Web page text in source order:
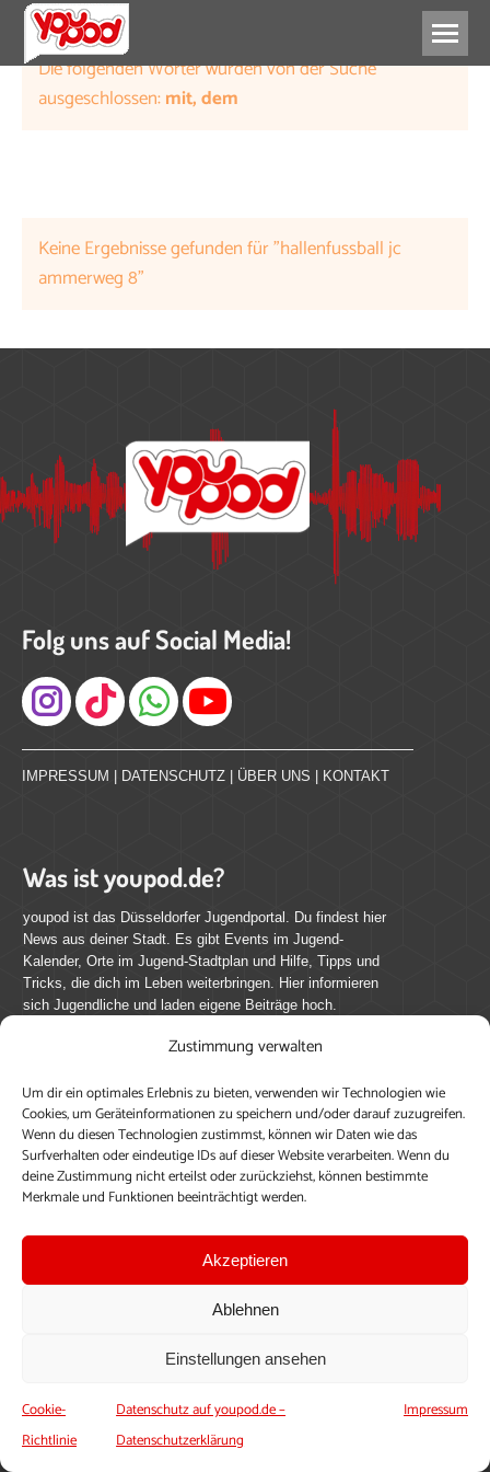
Zustimmung verwalten
Um dir ein optimales Erlebnis zu bieten, verwenden wir Technologien wie
Cookies, um Geräteinformationen zu speichern und/oder darauf zuzugreifen.
Wenn du diesen Technologien zustimmst, können wir Daten wie das
Surfverhalten oder eindeutige IDs auf dieser Website verarbeiten. Wenn du
deine Zustimmung nicht erteilst oder zurückziehst, können bestimmte
Merkmale und Funktionen beeinträchtigt werden.
Akzeptieren
Ablehnen
Einstellungen ansehen
Cookie-
Richtlinie
Datenschutz auf youpod.de –
Datenschutzerklärung
Impressum
Die folgenden Wörter wurden von der Suche
ausgeschlossen:mit, dem
Keine Ergebnisse gefunden für "hallenfussball jc
ammerweg 8"
Folg uns auf Social Media!
Instagram
IMPRESSUM | DATENSCHUTZ | ÜBER UNS | KONTAKT
Was ist youpod.de?
youpod ist das Düsseldorfer Jugendportal. Du findest hier
News aus deiner Stadt. Es gibt Events im Jugend-
Kalender, Orte im Jugend-Stadtplan und Hilfe, Tipps und
Tricks, die dich im Leben weiterbringen. Hier informieren
sich Jugendliche und laden eigene Beiträge hoch.
youpod.de lebt von Menschen wie dir. Sammel
journalistische Erfahrung, teile deine Perspektive und
veröffentliche deine Beiträge auf youpod.de.Du musst
dich anmelden, um alle Funktionen nutzen zu können, ein
Profil anzulegen, eigene Beiträge hochzuladen und zu
Einloggen